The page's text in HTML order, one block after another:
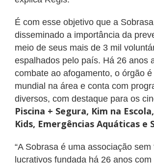
É com esse objetivo que a
disseminado a importância da
meio de seus mais de 3 mil
espalhados pelo país. Há 26 anos
combate ao afogamento, o órgão
mundial na área e conta com
diversos, com destaque para os
Piscina + Segura, Kim na
Kids, Emergências Aquáticas e
“A Sobrasa é uma associação sem
lucrativos fundada há 26 anos